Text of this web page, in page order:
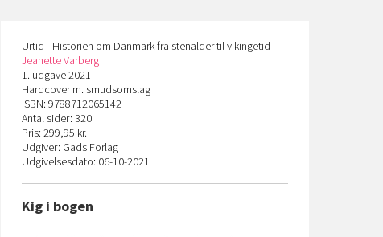
Urtid - Historien om Danmark fra stenalder til vikingetid
Jeanette Varberg
1. udgave 2021
Hardcover m. smudsomslag
ISBN: 9788712065142
Antal sider: 320
Pris: 299,95 kr.
Udgiver: Gads Forlag
Udgivelsesdato: 06-10-2021
Kig i bogen